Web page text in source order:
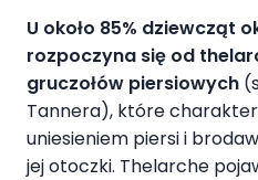
U około 85% dziewcząt
rozpoczyna się od
gruczołów piersiowych
Tannera), które
uniesieniem piersi i
jej otoczki. Thelarche